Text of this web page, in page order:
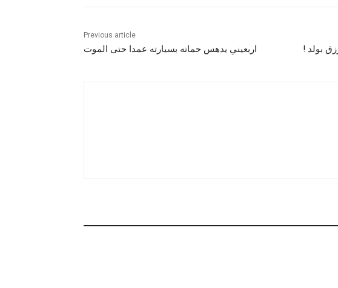
Previous article
اربعيني يدهس حماته بسيارته عمدا حتى الموت بولد !